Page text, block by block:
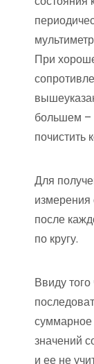
При
большем –
почистить
Для
измерения
после
по кругу.
Ввиду
суммарное
значений
и ее не